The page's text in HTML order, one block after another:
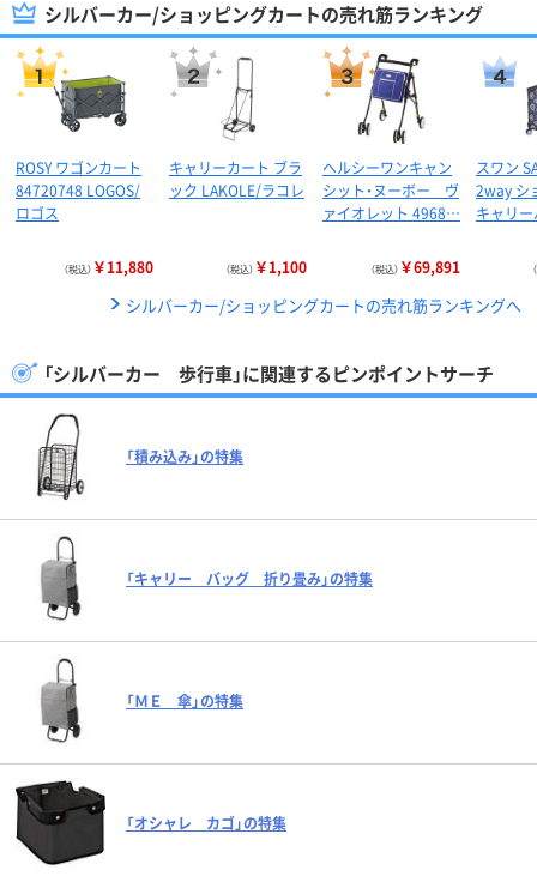
シルバーカー/ショッピングカートの売れ筋ランキング
ROSY ワゴンカート
84720748 LOGOS/
ロゴス
（税込） ￥11,880
キャリーカート ブラ
ック LAKOLE/ラコレ
（税込） ￥1,100
ヘルシーワンキャン
シット・ヌーボー ヴ
ァイオレット 4968…
（税込） ￥69,891
スワン
2way シ
キャリ
シルバーカー/ショッピングカートの売れ筋ランキングへ
「シルバーカー 歩行車」に関連するピンポイントサーチ
「積み込み」の特集
「キャリー バッグ 折り畳み」の特集
「ＭＥ 傘」の特集
「オシャレ カゴ」の特集